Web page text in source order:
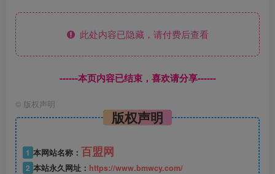
此处内容已隐藏，请付费后查看
------本页内容已结束，喜欢请分享------
© 版权声明
版权声明
1 本网站名称： 百盟网
2 本站永久网址： https://www.bmwcy.com/